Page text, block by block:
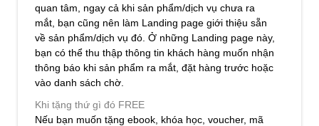
quan tâm, ngay cả khi sản phẩm/dịch vụ chưa ra
mắt, bạn cũng nên làm Landing page giới thiệu sẵn
về sản phẩm/dịch vụ đó. Ở những Landing page này,
bạn có thể thu thập thông tin khách hàng muốn nhận
thông báo khi sản phẩm ra mắt, đặt hàng trước hoặc
vào danh sách chờ.
Khi tặng thứ gì đó FREE
Nếu bạn muốn tặng ebook, khóa học, voucher, mã